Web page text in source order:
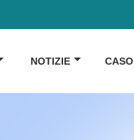
NOTIZIE CASO